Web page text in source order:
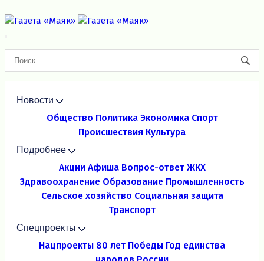
Новости
Общество Политика Экономика Спорт
Происшествия Культура
Подробнее
Акции Афиша Вопрос-ответ ЖКХ
Здравоохранение Образование Промышленность
Сельское хозяйство Социальная защита
Транспорт
Спецпроекты
Нацпроекты 80 лет Победы Год единства